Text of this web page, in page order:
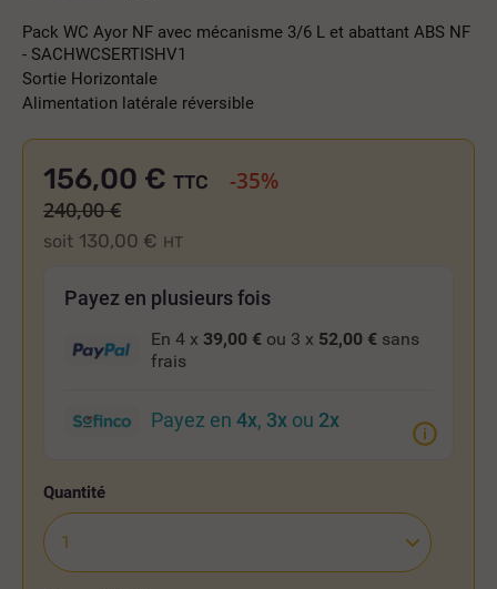
Pack WC Ayor NF avec mécanisme 3/6 L et abattant ABS NF
- SACHWCSERTISHV1
Sortie Horizontale
Alimentation latérale réversible
156,00 €
soit 130,00 € HT
TTC -35%
240,00 €
Payez en plusieurs fois
En 4 x 39,00 € ou 3 x 52,00 € sans
frais
Payez en 4x, 3x ou 2x
Quantité